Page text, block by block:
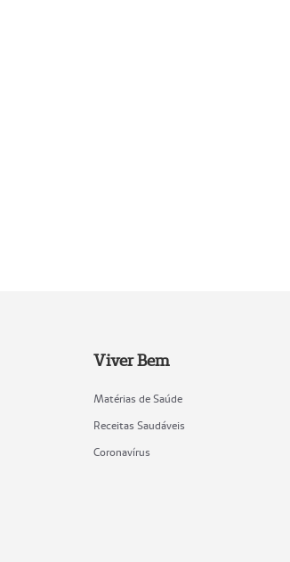
Viver Bem
Matérias de Saúde
Receitas Saudáveis
Coronavírus